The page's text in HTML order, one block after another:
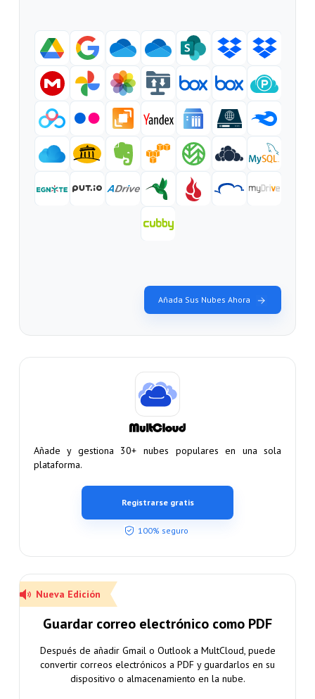
Añada Sus Nubes Ahora
Añade y gestiona 30+ nubes populares en una sola
plataforma.
Registrarse gratis
100% seguro
Nueva Edición
Guardar correo electrónico como PDF
Después de añadir Gmail o Outlook a MultCloud, puede
convertir correos electrónicos a PDF y guardarlos en su
dispositivo o almacenamiento en la nube.